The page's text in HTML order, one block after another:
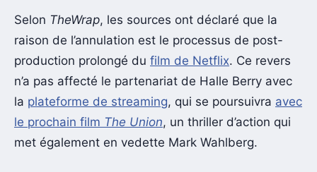
Selon TheWrap, les sources ont déclaré que la
raison de l’annulation est le processus de post-
production prolongé du film de Netflix. Ce revers
n’a pas affecté le partenariat de Halle Berry avec
la plateforme de streaming, qui se poursuivra avec
le prochain film The Union, un thriller d’action qui
met également en vedette Mark Wahlberg.